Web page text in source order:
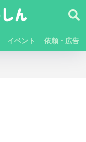
イベント 依頼・広告